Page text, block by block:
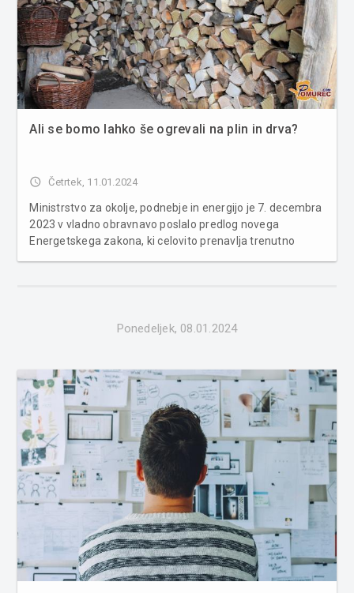
Ali se bomo lahko še ogrevali na plin in drva?
access_time Četrtek, 11.01.2024
Ministrstvo za okolje, podnebje in energijo je 7. decembra
2023 v vladno obravnavo poslalo predlog novega
Energetskega zakona, ki celovito prenavlja trenutno
Ponedeljek, 08.01.2024